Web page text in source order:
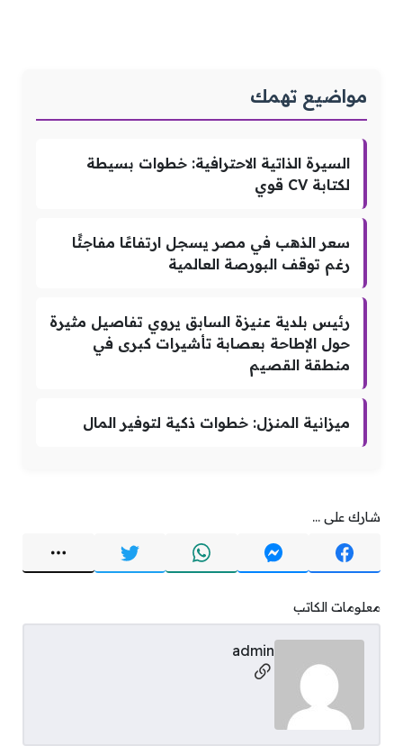
مواضيع تهمك
السيرة الذاتية الاحترافية: خطوات بسيطة
لكتابة CV قوي
سعر الذهب في مصر يسجل ارتفاعًا مفاجئًا
رغم توقف البورصة العالمية
رئيس بلدية عنيزة السابق يروي تفاصيل مثيرة
حول الإطاحة بعصابة تأشيرات كبرى في
منطقة القصيم
ميزانية المنزل: خطوات ذكية لتوفير المال
شارك على ...
معلومات الكاتب
admin
مواقع التواصل